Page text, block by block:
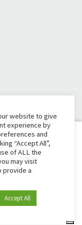
su
website to give
experience by
and
“Accept All”,
of ALL the
may visit
provide a
Accept All